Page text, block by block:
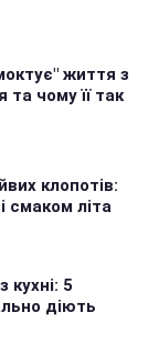
життя з
чому її так
клопотів:
смаком літа
кухні: 5
діють